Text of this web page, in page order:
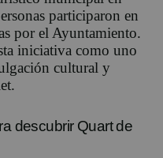
participaron en
por el Ayuntamiento.
iniciativa como uno
cultural y
descubrir Quart de